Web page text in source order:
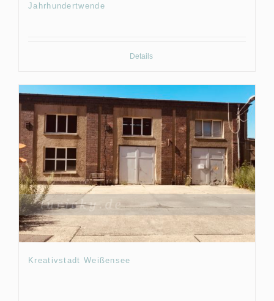
Jahrhundertwende
Details
Kreativstadt Weißensee